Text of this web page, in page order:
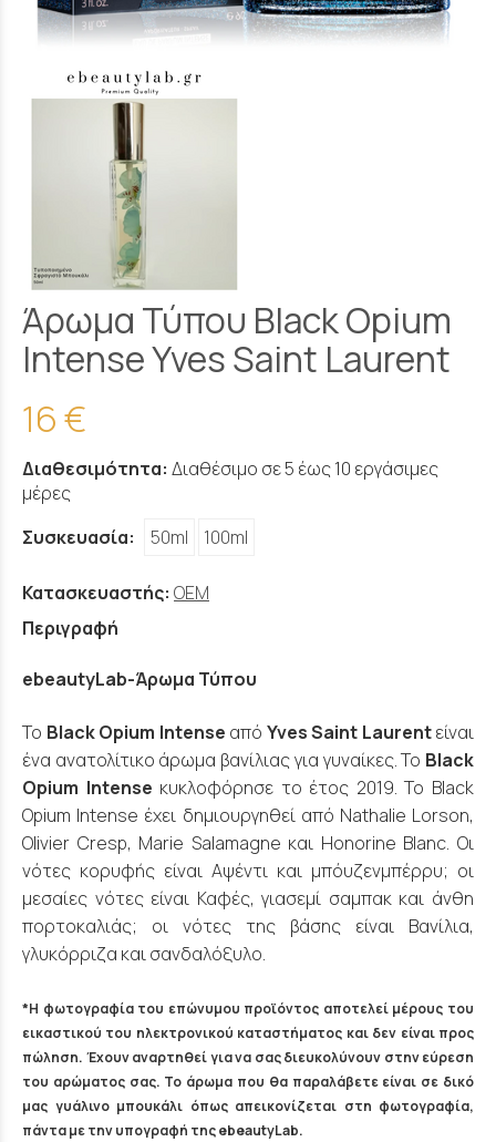
Άρωμα Τύπου Black Opium
Intense Yves Saint Laurent
16 €
Διαθεσιμότητα: Διαθέσιμο σε 5 έως 10 εργάσιμες
μέρες
Συσκευασία:
50ml 100ml
Κατασκευαστής: OEM
Περιγραφή
ebeautyLab-Άρωμα Τύπου
Το Black Opium Intense από Yves Saint Laurent είναι
ένα ανατολίτικο άρωμα βανίλιας για γυναίκες. Το Black
Opium Intense κυκλοφόρησε το έτος 2019. Το Black
Opium Intense έχει δημιουργηθεί από Nathalie Lorson,
Olivier Cresp, Marie Salamagne και Honorine Blanc. Οι
νότες κορυφής είναι Αψέντι και μπόυζενμπέρρυ; οι
μεσαίες νότες είναι Καφές, γιασεμί σαμπακ και άνθη
πορτοκαλιάς; οι νότες της βάσης είναι Βανίλια,
γλυκόρριζα και σανδαλόξυλο.
*Η φωτογραφία του επώνυμου προϊόντος αποτελεί μέρους του
εικαστικού του ηλεκτρονικού καταστήματος και δεν είναι προς
πώληση. Έχουν αναρτηθεί για να σας διευκολύνουν στην εύρεση
του αρώματος σας. Το άρωμα που θα παραλάβετε είναι σε δικό
μας γυάλινο μπουκάλι όπως απεικονίζεται στη φωτογραφία,
πάντα με την υπογραφή της ebeautyLab.